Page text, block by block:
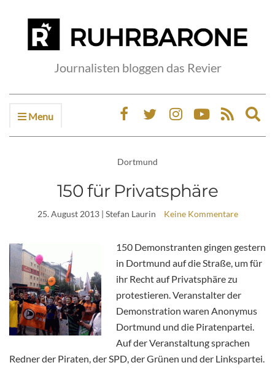
Journalisten bloggen das Revier
Menu
Dortmund
150 für Privatsphäre
25. August 2013| Stefan Laurin Keine Kommentare
150 Demonstranten gingen gestern
in Dortmund auf die Straße, um für
ihr Recht auf Privatsphäre zu
protestieren. Veranstalter der
Demonstration waren Anonymus
Dortmund und die Piratenpartei.
Auf der Veranstaltung sprachen
Redner der Piraten, der SPD, der Grünen und der Linkspartei.